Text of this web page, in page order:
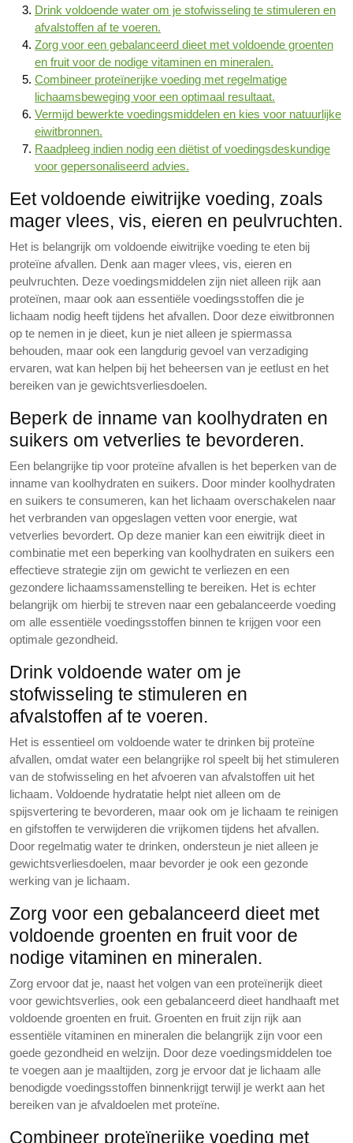
Drink voldoende water om je stofwisseling te stimuleren en
afvalstoffen af te voeren.
Zorg voor een gebalanceerd dieet met voldoende groenten
en fruit voor de nodige vitaminen en mineralen.
Combineer proteïnerijke voeding met regelmatige
lichaamsbeweging voor een optimaal resultaat.
Vermijd bewerkte voedingsmiddelen en kies voor natuurlijke
eiwitbronnen.
Raadpleeg indien nodig een diëtist of voedingsdeskundige
voor gepersonaliseerd advies.
Eet voldoende eiwitrijke voeding, zoals
mager vlees, vis, eieren en peulvruchten.
Het is belangrijk om voldoende eiwitrijke voeding te eten bij
proteïne afvallen. Denk aan mager vlees, vis, eieren en
peulvruchten. Deze voedingsmiddelen zijn niet alleen rijk aan
proteïnen, maar ook aan essentiële voedingsstoffen die je
lichaam nodig heeft tijdens het afvallen. Door deze eiwitbronnen
op te nemen in je dieet, kun je niet alleen je spiermassa
behouden, maar ook een langdurig gevoel van verzadiging
ervaren, wat kan helpen bij het beheersen van je eetlust en het
bereiken van je gewichtsverliesdoelen.
Beperk de inname van koolhydraten en
suikers om vetverlies te bevorderen.
Een belangrijke tip voor proteïne afvallen is het beperken van de
inname van koolhydraten en suikers. Door minder koolhydraten
en suikers te consumeren, kan het lichaam overschakelen naar
het verbranden van opgeslagen vetten voor energie, wat
vetverlies bevordert. Op deze manier kan een eiwitrijk dieet in
combinatie met een beperking van koolhydraten en suikers een
effectieve strategie zijn om gewicht te verliezen en een
gezondere lichaamssamenstelling te bereiken. Het is echter
belangrijk om hierbij te streven naar een gebalanceerde voeding
om alle essentiële voedingsstoffen binnen te krijgen voor een
optimale gezondheid.
Drink voldoende water om je
stofwisseling te stimuleren en
afvalstoffen af te voeren.
Het is essentieel om voldoende water te drinken bij proteïne
afvallen, omdat water een belangrijke rol speelt bij het stimuleren
van de stofwisseling en het afvoeren van afvalstoffen uit het
lichaam. Voldoende hydratatie helpt niet alleen om de
spijsvertering te bevorderen, maar ook om je lichaam te reinigen
en gifstoffen te verwijderen die vrijkomen tijdens het afvallen.
Door regelmatig water te drinken, ondersteun je niet alleen je
gewichtsverliesdoelen, maar bevorder je ook een gezonde
werking van je lichaam.
Zorg voor een gebalanceerd dieet met
voldoende groenten en fruit voor de
nodige vitaminen en mineralen.
Zorg ervoor dat je, naast het volgen van een proteïnerijk dieet
voor gewichtsverlies, ook een gebalanceerd dieet handhaaft met
voldoende groenten en fruit. Groenten en fruit zijn rijk aan
essentiële vitaminen en mineralen die belangrijk zijn voor een
goede gezondheid en welzijn. Door deze voedingsmiddelen toe
te voegen aan je maaltijden, zorg je ervoor dat je lichaam alle
benodigde voedingsstoffen binnenkrijgt terwijl je werkt aan het
bereiken van je afvaldoelen met proteïne.
Combineer proteïnerijke voeding met